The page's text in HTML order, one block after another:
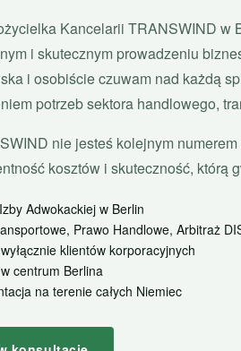
Kancelarii TRANSWIND
i skutecznym prowadzeniu
i osobiście czuwam nad każdą
potrzeb sektora handlowego,
nie jesteś kolejnym
kosztów i skuteczność, którą
Adwokackiej w Berlin
Prawo Handlowe, Arbitraż
klientów korporacyjnych
centrum Berlina
na terenie całych Niemiec